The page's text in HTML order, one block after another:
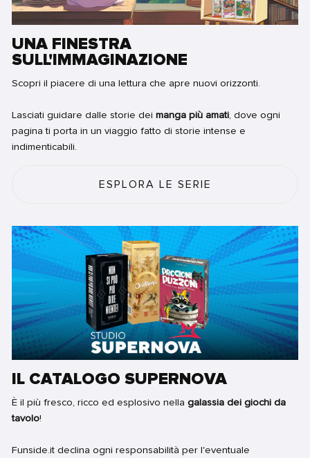
UNA FINESTRA
SULL'IMMAGINAZIONE
Scopri il piacere di una lettura che apre nuovi orizzonti.
Lasciati guidare dalle storie dei manga più amati, dove ogni
pagina ti porta in un viaggio fatto di storie intense e
indimenticabili.
ESPLORA LE SERIE
IL CATALOGO SUPERNOVA
È il più fresco, ricco ed esplosivo nella galassia dei giochi da
tavolo!
Funside.it declina ogni responsabilità per l'eventuale